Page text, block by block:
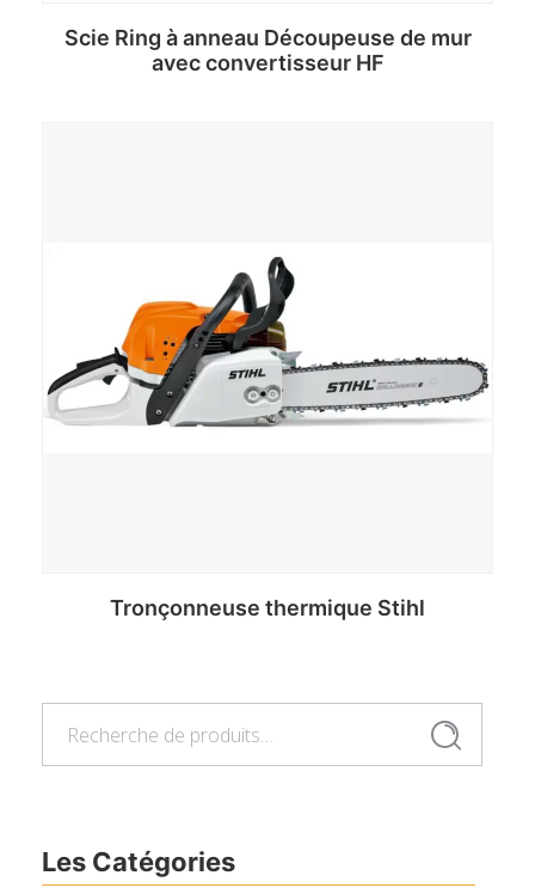
pour :
Recherche
Les Catégories
Scie Ring à anneau Découpeuse de mur
avec convertisseur HF
Tronçonneuse thermique Stihl